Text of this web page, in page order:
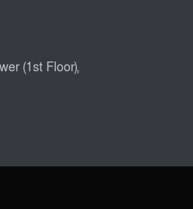
(1st Floor),